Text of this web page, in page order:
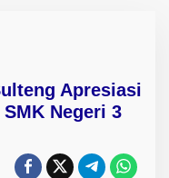
Apresiasi
Negeri 3